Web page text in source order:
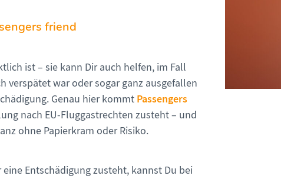
friend
ist – sie kann Dir auch helfen, im Fall
verspätet war oder sogar ganz ausgefallen
Genau hier kommt Passengers
nach EU-Fluggastrechten zusteht – und
ohne Papierkram oder Risiko.
Entschädigung zusteht, kannst Du bei